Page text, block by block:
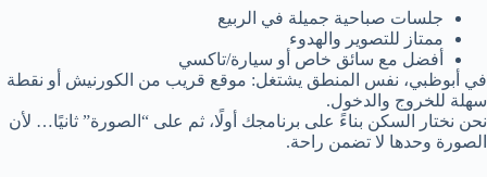
جلسات صباحية جميلة في الربيع
ممتاز للتصوير والهدوء
أفضل مع سائق خاص أو سيارة/تاكسي
في أبوظبي، نفس المنطق يشتغل: موقع قريب من الكورنيش أو نقطة
سهلة للخروج والدخول.
نحن نختار السكن بناءً على برنامجك أولًا، ثم على “الصورة” ثانيًا… لأن
الصورة وحدها لا تضمن راحة.